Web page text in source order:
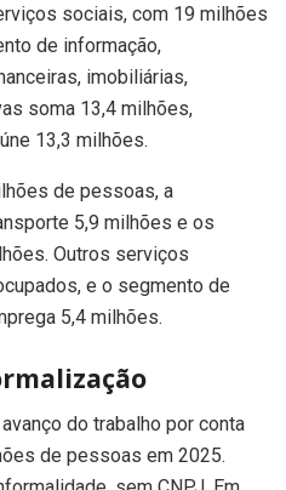
sociais, com 19 milhões
de informação,
imobiliárias,
soma 13,4 milhões,
13,3 milhões.
de pessoas, a
5,9 milhões e os
Outros serviços
e o segmento de
5,4 milhões.
do trabalho por conta
de pessoas em 2025.